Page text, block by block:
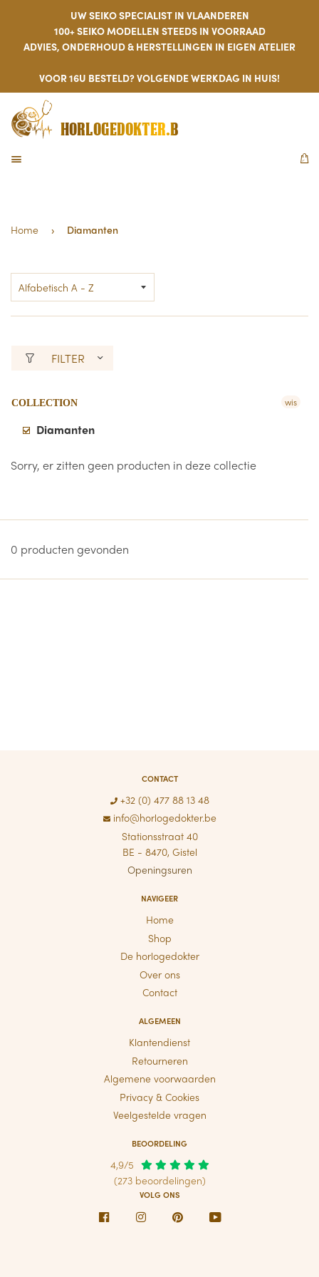
UW SEIKO SPECIALIST IN VLAANDEREN
100+ SEIKO MODELLEN STEEDS IN VOORRAAD
ADVIES, ONDERHOUD & HERSTELLINGEN IN EIGEN ATELIER
VOOR 16U BESTELD? VOLGENDE WERKDAG IN HUIS!
HORLOGEDOKTER.BE
Home › Diamanten
FILTER
COLLECTION
Diamanten
wis
Sorry, er zitten geen producten in deze collectie
0 producten gevonden
CONTACT
+32 (0) 477 88 13 48
info@horlogedokter.be
Stationsstraat 40
BE - 8470, Gistel
Openingsuren
NAVIGEER
Home
Shop
De horlogedokter
Over ons
Contact
ALGEMEEN
Klantendienst
Retourneren
Algemene voorwaarden
Privacy & Cookies
Veelgestelde vragen
BEOORDELING
4,9/5
(273 beoordelingen)
VOLG ONS
Facebook Instagram PinterestYoutube